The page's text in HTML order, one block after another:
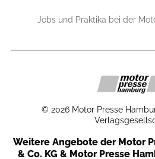
Jobs und Praktika bei der
© 2026 Motor Presse
Weitere Angebote der Motor
& Co. KG & Motor Presse